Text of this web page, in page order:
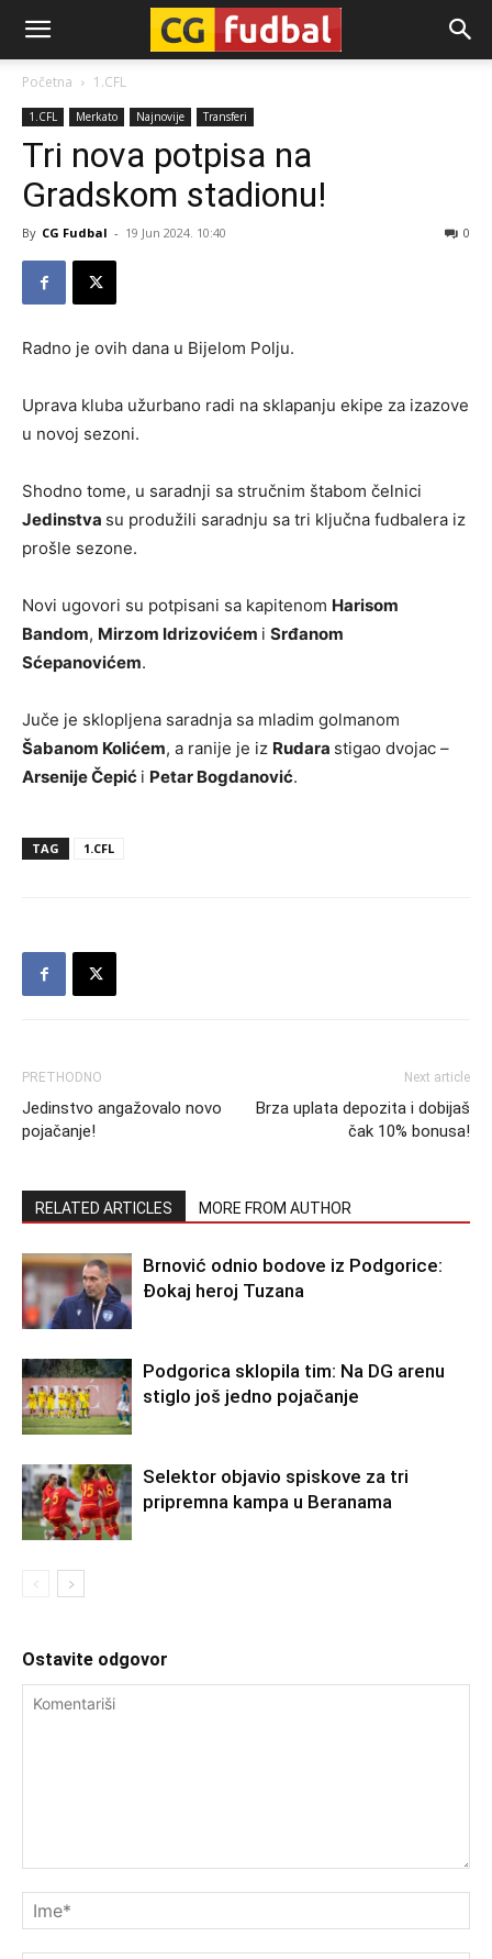
CG-
Fudbal
Početna 1.CFL
1.CFL Merkato Najnovije Transferi
Tri nova potpisa na
Gradskom stadionu!
By CG Fudbal - 19 Jun 2024. 10:40 0
Radno je ovih dana u Bijelom Polju.
Uprava kluba užurbano radi na sklapanju ekipe za izazove
u novoj sezoni.
Shodno tome, u saradnji sa stručnim štabom čelnici
Jedinstva su produžili saradnju sa tri ključna fudbalera iz
prošle sezone.
Novi ugovori su potpisani sa kapitenom Harisom
Bandom, Mirzom Idrizovićem i Srđanom
Sćepanovićem.
Juče je sklopljena saradnja sa mladim golmanom
Šabanom Kolićem, a ranije je iz Rudara stigao dvojac –
Arsenije Čepić i Petar Bogdanović.
TAG 1.CFL
PRETHODNO
Jedinstvo angažovalo novo
pojačanje!
Next article
Brza uplata depozita i dobijaš
čak 10% bonusa!
RELATED ARTICLES MORE FROM AUTHOR
Brnović odnio bodove iz Podgorice:
Đokaj heroj Tuzana
Podgorica sklopila tim: Na DG arenu
stiglo još jedno pojačanje
Selektor objavio spiskove za tri
pripremna kampa u Beranama
Ostavite odgovor